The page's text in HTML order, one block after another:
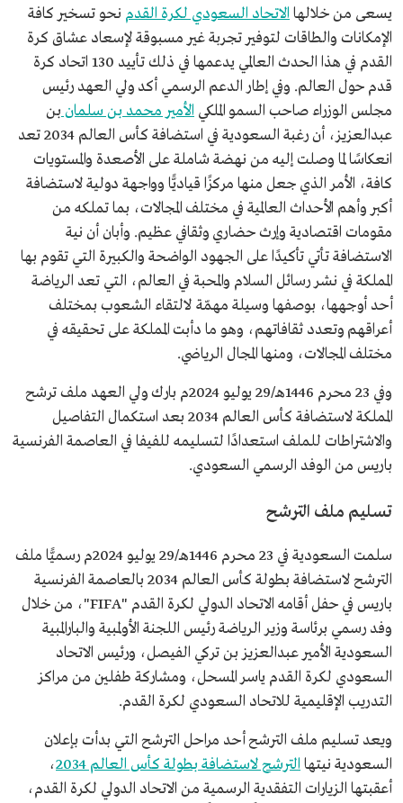
يسعى من خلالها الاتحاد السعودي لكرة القدم نحو تسخير كافة
الإمكانات والطاقات لتوفير تجربة غير مسبوقة لإسعاد عشاق كرة
القدم في هذا الحدث العالمي يدعمها في ذلك تأييد 130 اتحاد كرة
قدم حول العالم. وفي إطار الدعم الرسمي أكد ولي العهد رئيس
مجلس الوزراء صاحب السمو الملكي الأمير محمد بن سلمان بن
عبدالعزيز، أن رغبة السعودية في استضافة كأس العالم 2034 تعد
انعكاسًا لما وصلت إليه من نهضة شاملة على الأصعدة والمستويات
كافة، الأمر الذي جعل منها مركزًا قياديًّا وواجهة دولية لاستضافة
أكبر وأهم الأحداث العالمية في مختلف المجالات، بما تملكه من
مقومات اقتصادية وإرث حضاري وثقافي عظيم. وأبان أن نية
الاستضافة تأتي تأكيدًا على الجهود الواضحة والكبيرة التي تقوم بها
المملكة في نشر رسائل السلام والمحبة في العالم، التي تعد الرياضة
أحد أوجهها، بوصفها وسيلة مهمّة لالتقاء الشعوب بمختلف
أعراقهم وتعدد ثقافاتهم، وهو ما دأبت المملكة على تحقيقه في
مختلف المجالات، ومنها المجال الرياضي.
وفي 23 محرم 1446هـ/29 يوليو 2024م بارك ولي العهد ملف ترشح
المملكة لاستضافة كأس العالم 2034 بعد استكمال التفاصيل
والاشتراطات للملف استعدادًا لتسليمه للفيفا في العاصمة الفرنسية
باريس من الوفد الرسمي السعودي.
تسليم ملف الترشح
سلمت السعودية في 23 محرم 1446هـ/29 يوليو 2024م رسميًّا ملف
الترشح لاستضافة بطولة كأس العالم 2034 بالعاصمة الفرنسية
باريس في حفل أقامه الاتحاد الدولي لكرة القدم "FIFA"، من خلال
وفد رسمي برئاسة وزير الرياضة رئيس اللجنة الأولمبية والبارالمبية
السعودية الأمير عبدالعزيز بن تركي الفيصل، ورئيس الاتحاد
السعودي لكرة القدم ياسر المسحل، ومشاركة طفلين من مراكز
التدريب الإقليمية للاتحاد السعودي لكرة القدم.
ويعد تسليم ملف الترشح أحد مراحل الترشح التي بدأت بإعلان
السعودية نيتها الترشح لاستضافة بطولة كأس العالم 2034
،
أعقبتها الزيارات التفقدية الرسمية من الاتحاد الدولي لكرة القدم،